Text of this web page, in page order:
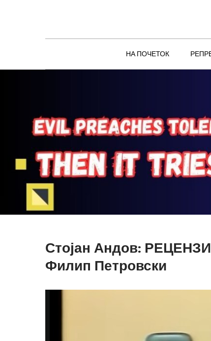
НА ПОЧЕТОК
Стојан Андов:
Филип Петровски